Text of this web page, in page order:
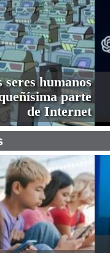
humanos
parte
de Internet